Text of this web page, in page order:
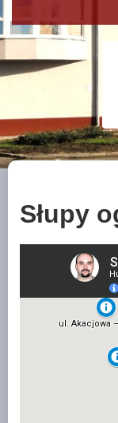
Słupy
Wykaz słupów